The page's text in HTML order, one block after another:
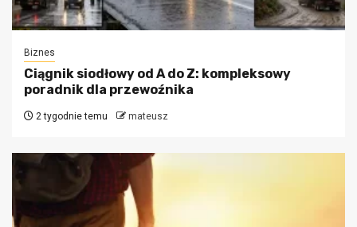
Biznes
Ciągnik siodłowy od A do Z: kompleksowy
poradnik dla przewoźnika
2 tygodnie temu mateusz